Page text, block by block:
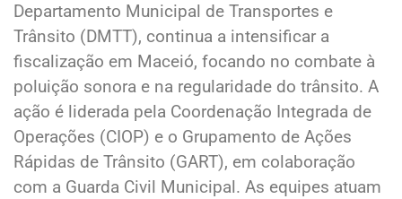
Departamento Municipal de Transportes e
Trânsito (DMTT), continua a intensificar a
fiscalização em Maceió, focando no combate à
poluição sonora e na regularidade do trânsito. A
ação é liderada pela Coordenação Integrada de
Operações (CIOP) e o Grupamento de Ações
Rápidas de Trânsito (GART), em colaboração
com a Guarda Civil Municipal. As equipes atuam